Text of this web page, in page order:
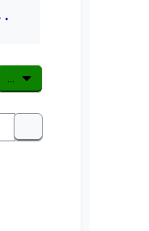
.
... Exporter des articles
Rechercher
Rechercher